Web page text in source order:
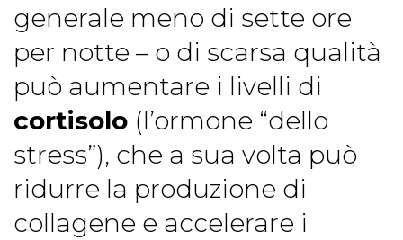
generale meno di sette ore
per notte – o di scarsa qualità
può aumentare i livelli di
cortisolo (l’ormone “dello
stress”), che a sua volta può
ridurre la produzione di
collagene e accelerare i